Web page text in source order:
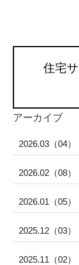
住宅
アーカイブ
2026.03（04）
2026.02（08）
2026.01（05）
2025.12（03）
2025.11（02）